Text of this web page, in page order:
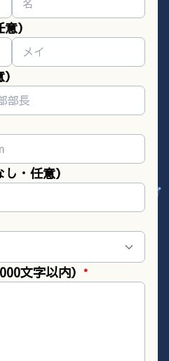
）
・任意）
文字以内） *